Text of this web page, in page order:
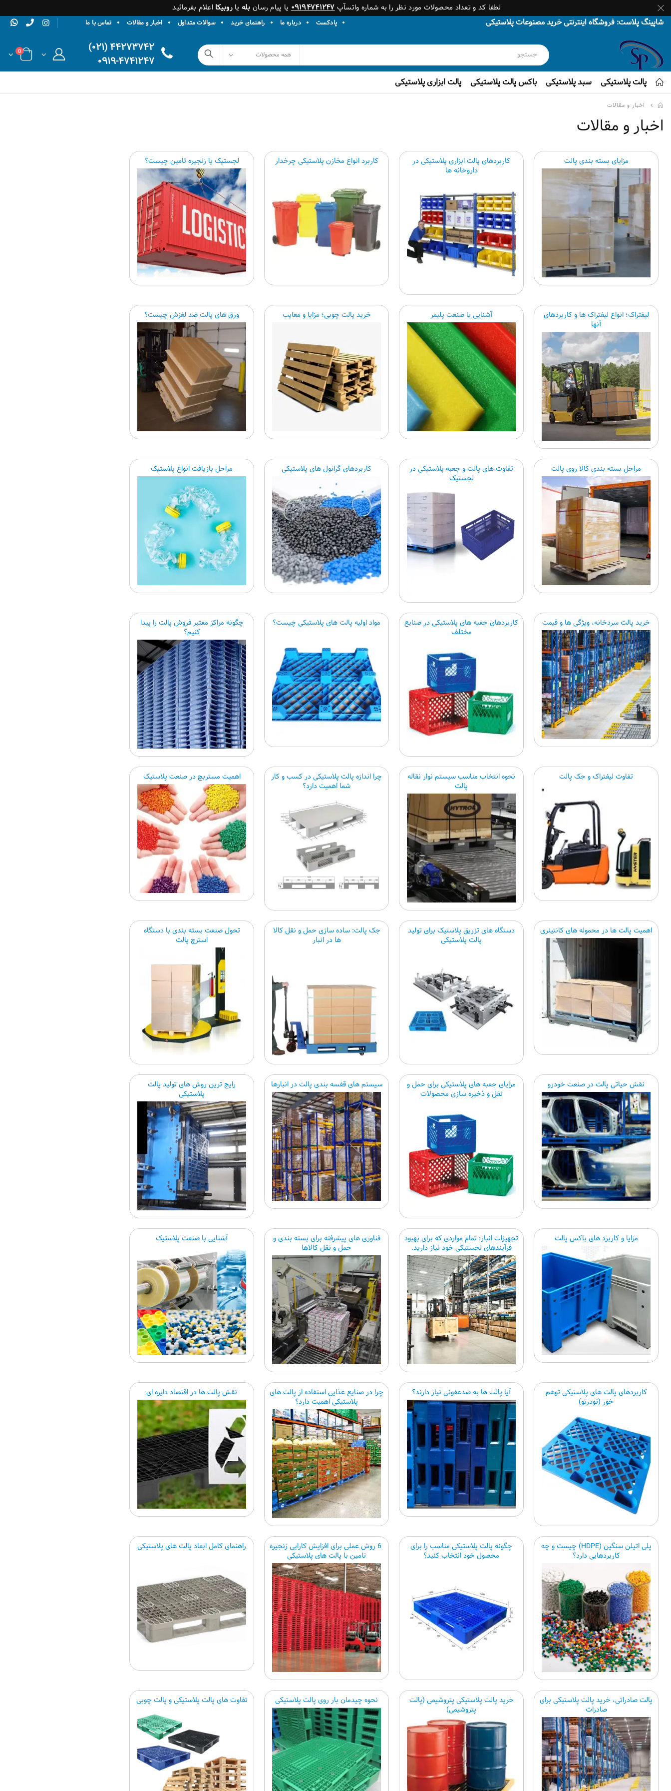
لطفا کد و تعداد محصولات مورد نظر را به شماره واتسآپ۰۹۱۹۴۷۴۱۲۴۷یا پیام رسان بله یاروبیکا اعلام بفرمائید
شاپینگ پلاست: فروشگاه اینترنتی خرید مصنوعات پلاستیکی پادکست درباره ما راهنمای خرید سوالات متداول اخبار و مقالات تماس با ما
۴۴۲۷۳۷۴۲ (۰۲۱)
۰۹۱۹-۴۷۴۱۲۴۷
0
پالت پلاستیکی سبد پلاستیکی باکس پالت پلاستیکی پالت ابزاری پلاستیکی
اخبار و مقالات
اخبار و مقالات
مزایای بسته بندی پالت
کاربردهای پالت ابزاری پلاستیکی در
داروخانه ها
کاربرد انواع مخازن پلاستیکی چرخدار لجستیک یا زنجیره تامین چیست؟
لیفتراک؛ انواع لیفتراک ها و کاربردهای
آنها
آشنایی با صنعت پلیمر خرید پالت چوبی؛ مزایا و معایب ورق های پالت ضد لغزش چیست؟
مراحل بسته بندی کالا روی پالت
تفاوت های پالت و جعبه پلاستیکی در
لجستیک
کاربردهای گرانول های پلاستیکی مراحل بازیافت انواع پلاستیک
خرید پالت سردخانه، ویژگی ها و قیمت
کاربردهای جعبه های پلاستیکی در صنایع
مختلف
مواد اولیه پالت های پلاستیکی چیست؟
چگونه مراکز معتبر فروش پالت را پیدا
کنیم؟
تفاوت لیفتراک و جک پالت
نحوه انتخاب مناسب سیستم نوار نقاله
پالت
چرا اندازه پالت پلاستیکی در کسب و کار
شما اهمیت دارد؟
اهمیت مستربچ در صنعت پلاستیک
اهمیت پالت ها در محموله های کانتینری
دستگاه های تزریق پلاستیک برای تولید
پالت پلاستیکی
جک پالت: ساده سازی حمل و نقل کالا
ها در انبار
تحول صنعت بسته بندی با دستگاه
استرچ پالت
نقش حیاتی پالت در صنعت خودرو
مزایای جعبه های پلاستیکی برای حمل و
نقل و ذخیره سازی محصولات
سیستم های قفسه بندی پالت در انبارها
رایج ترین روش های تولید پالت
پلاستیکی
مزایا و کاربرد های باکس پالت
تجهیزات انبار: تمام مواردی که برای بهبود
فرآیندهای لجستیکی خود نیاز دارید.
فناوری های پیشرفته برای بسته بندی و
حمل و نقل کالاها
آشنایی با صنعت پلاستیک
کاربردهای پالت های پلاستیکی توهم
خور (تودرتو)
آیا پالت ها به ضدعفونی نیاز دارند؟
چرا در صنایع غذایی استفاده از پالت های
پلاستیکی اهمیت دارد؟
نقش پالت ها در اقتصاد دایره ای
پلی اتیلن سنگین (HDPE) چیست و چه
کاربردهایی دارد؟
چگونه پالت پلاستیکی مناسب را برای
محصول خود انتخاب کنید؟
6 روش عملی برای افزایش کارایی زنجیره
تامین با پالت های پلاستیکی
راهنمای کامل ابعاد پالت های پلاستیکی
پالت صادراتی، خرید پالت پلاستیکی برای
صادرات
خرید پالت پلاستیکی پتروشیمی (پالت
پتروشیمی)
نحوه چیدمان بار روی پالت پلاستیکی تفاوت های پالت پلاستیکی و پالت چوبی